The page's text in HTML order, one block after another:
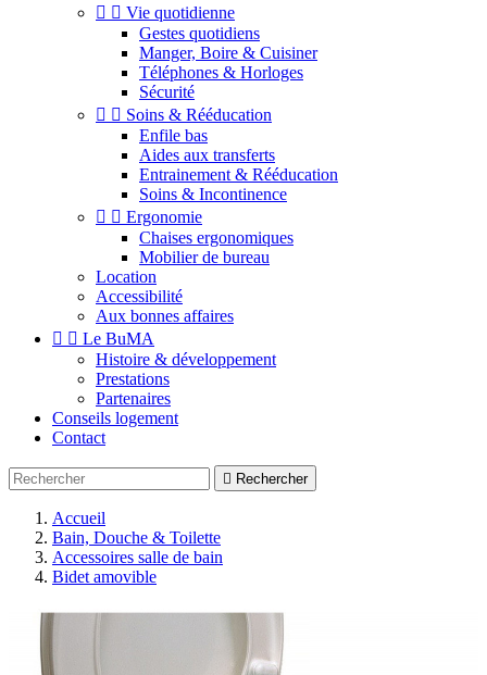
  Vie quotidienne
Gestes quotidiens
Manger, Boire & Cuisiner
Téléphones & Horloges
Sécurité
  Soins & Rééducation
Enfile bas
Aides aux transferts
Entrainement & Rééducation
Soins & Incontinence
  Ergonomie
Chaises ergonomiques
Mobilier de bureau
Location
Accessibilité
Aux bonnes affaires
  Le BuMA
Histoire & développement
Prestations
Partenaires
Conseils logement
Contact
 Rechercher
Accueil
Bain, Douche & Toilette
Accessoires salle de bain
Bidet amovible